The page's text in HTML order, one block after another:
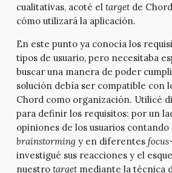
cualitativas, acoté el targetde
cómo utilizará la aplicación.
En este punto ya conocía los
tipos de usuario, pero necesitaba
buscar una manera de poder
solución debía ser compatible con
Chord como organización. Utilicé
para definir los requisitos: por un
opiniones de los usuarios
brainstorming y en diferentes
investigué sus reacciones y el
nuestrotargetmediante la técnica